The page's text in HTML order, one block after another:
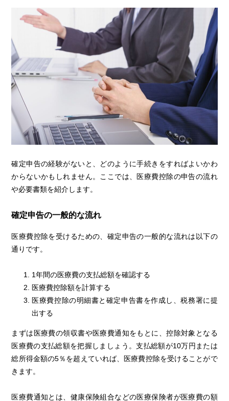
確定申告の経験がないと、どのように手続きをすればよいかわ
からないかもしれません。ここでは、医療費控除の申告の流れ
や必要書類を紹介します。
確定申告の一般的な流れ
医療費控除を受けるための、確定申告の一般的な流れは以下の
通りです。
1年間の医療費の支払総額を確認する
医療費控除額を計算する
医療費控除の明細書と確定申告書を作成し、税務署に提
出する
まずは医療費の領収書や医療費通知をもとに、控除対象となる
医療費の支払総額を把握しましょう。支払総額が10万円または
総所得金額の5％を超えていれば、医療費控除を受けることがで
きます。
医療費通知とは、健康保険組合などの医療保険者が医療費の額